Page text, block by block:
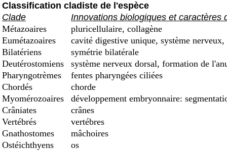
Classification cladiste de l'espèce
Clade
Innovations biologiques et caractères
Métazoaires
pluricellulaire, collagène
Eumétazoaires
cavité digestive unique, système
Bilatériens
symétrie bilatérale
Deutérostomiens
système nerveux dorsal, formation de
Pharyngotrèmes
fentes pharyngées ciliées
Chordés
chorde
Myomérozoaires
développement embryonnaire:
Crâniates
crânes
Vertébrés
vertébres
Gnathostomes
mâchoires
Ostéichthyens
os